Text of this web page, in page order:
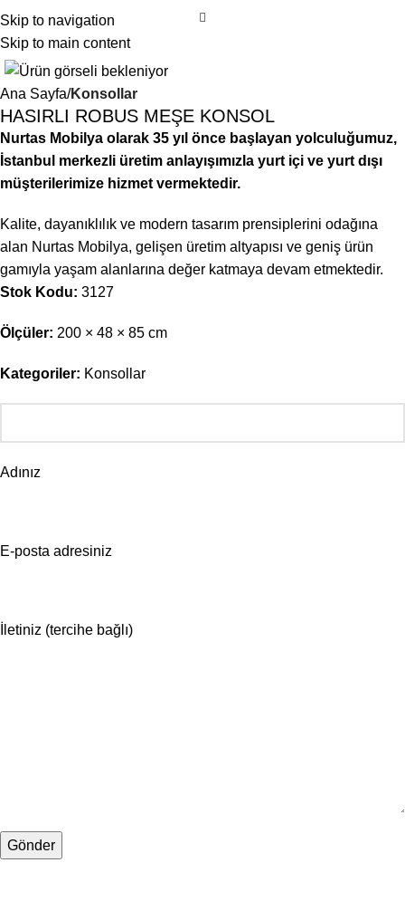
Skip to navigation
Skip to main content
Ana Sayfa Konsollar
HASIRLI ROBUS MEŞE KONSOL
Nurtas Mobilya olarak 35 yıl önce başlayan yolculuğumuz,
İstanbul merkezli üretim anlayışımızla yurt içi ve yurt dışı
müşterilerimize hizmet vermektedir.
Kalite, dayanıklılık ve modern tasarım prensiplerini odağına
alan Nurtas Mobilya, gelişen üretim altyapısı ve geniş ürün
gamıyla yaşam alanlarına değer katmaya devam etmektedir.
Stok Kodu: 3127
Ölçüler: 200 × 48 × 85 cm
Kategoriler: Konsollar
Adınız
E-posta adresiniz
İletiniz (tercihe bağlı)